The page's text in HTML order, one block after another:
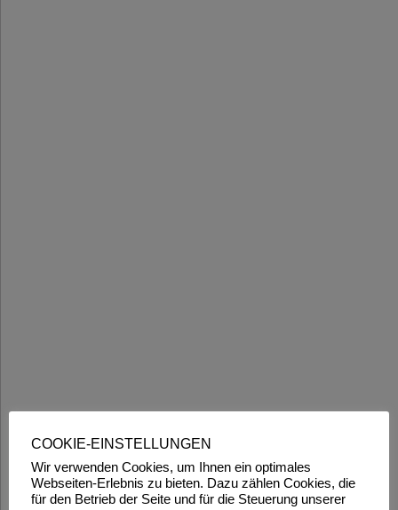
COOKIE-EINSTELLUNGEN
Wir verwenden Cookies, um Ihnen ein optimales
Webseiten-Erlebnis zu bieten. Dazu zählen Cookies, die
für den Betrieb der Seite und für die Steuerung unserer